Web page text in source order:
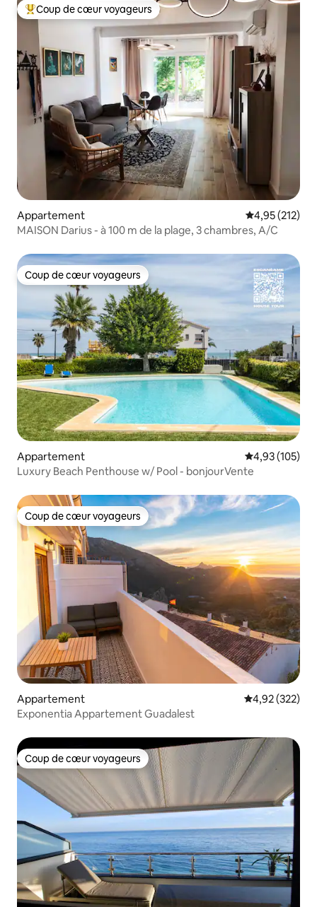
Coups de cœur voyageurs les plus appréciés
Coup de cœur voyageurs
Appartement Évaluation
4,95 (212)
MAISON Darius - à 100 m de la plage, 3 chambres, A/C
Coup de cœur voyageurs
Coup de cœur voyageurs
Appartement Évaluation
4,93 (105)
Luxury Beach Penthouse w/ Pool - bonjourVente
Coup de cœur voyageurs
Coup de cœur voyageurs
Appartement Évaluation
4,92 (322)
Exponentia Appartement Guadalest
Coup de cœur voyageurs
Coup de cœur voyageurs